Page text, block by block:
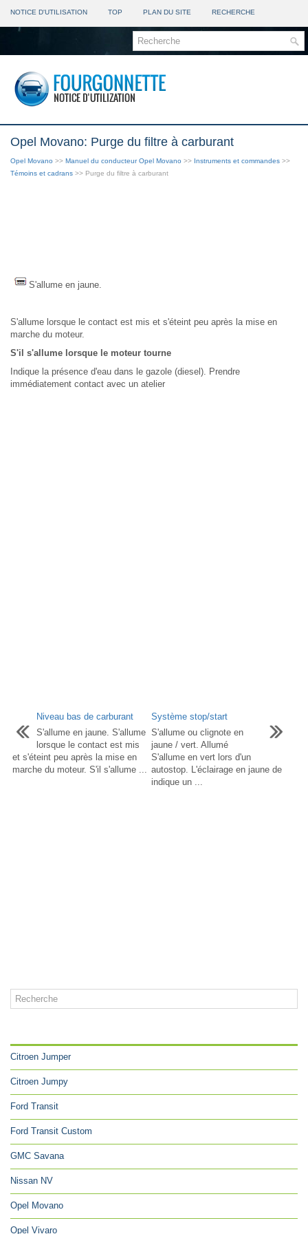
NOTICE D'UTILISATION TOP PLAN DU SITE RECHERCHE
Opel Movano: Purge du filtre à carburant
Opel Movano >> Manuel du conducteur Opel Movano >> Instruments et commandes >>
Témoins et cadrans >> Purge du filtre à carburant
S'allume en jaune.
S'allume lorsque le contact est mis et s'éteint peu après la mise en
marche du moteur.
S'il s'allume lorsque le moteur tourne
Indique la présence d'eau dans le gazole (diesel). Prendre
immédiatement contact avec un atelier
Niveau bas de carburant
S'allume en jaune. S'allume
lorsque le contact est mis
et s'éteint peu après la mise en
marche du moteur. S'il s'allume ...
Système stop/start
S'allume ou clignote en
jaune / vert. Allumé
S'allume en vert lors d'un
autostop. L'éclairage en jaune de
indique un ...
Citroen Jumper
Citroen Jumpy
Ford Transit
Ford Transit Custom
GMC Savana
Nissan NV
Opel Movano
Opel Vivaro